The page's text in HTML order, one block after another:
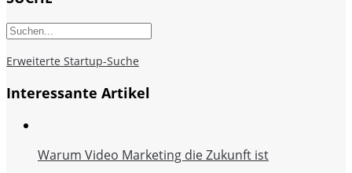
Erweiterte Startup-Suche
Interessante Artikel
Warum Video Marketing die Zukunft ist